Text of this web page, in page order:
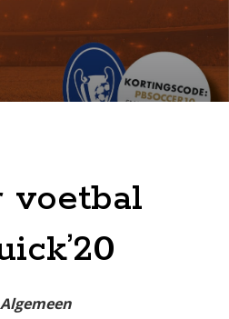
voetbal
Algemeen